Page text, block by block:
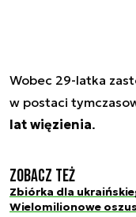
Wobec 29-latka
w postaci
lat więzienia.
Zobacz też
Zbiórka dla
Wielomilionowe